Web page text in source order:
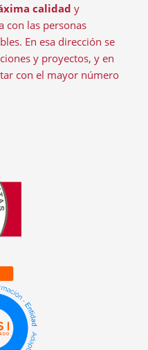
calidad y
con las personas
En esa dirección se
y proyectos, y en
con el mayor número